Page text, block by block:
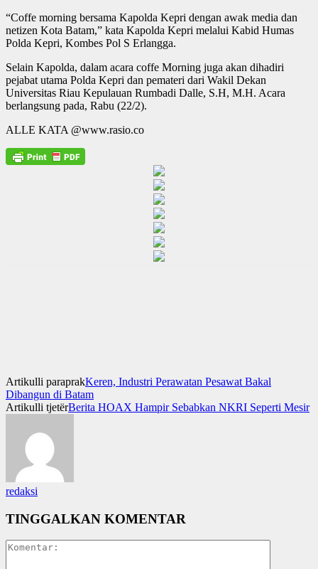
“Coffe morning bersama Kapolda Kepri dengan awak media dan
netizen Kota Batam,” kata Kapolda Kepri melalui Kabid Humas
Polda Kepri, Kombes Pol S Erlangga.
Selain Kapolda, dalam acara coffe Morning juga akan dihadiri
pejabat utama Polda Kepri dan pemateri dari Wakil Dekan
Universitas Riau Kepulauan Rumbadi Dalle, S.H, M.H. Acara
berlangsung pada, Rabu (22/2).
ALLE KATA @www.rasio.co
Artikulli paraprakKeren, Industri Perawatan Pesawat Bakal
Dibangun di Batam
Artikulli tjetërBerita HOAX Hampir Sebabkan NKRI Seperti Mesir
redaksi
TINGGALKAN KOMENTAR